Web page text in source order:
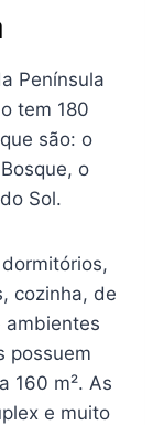
Península
tem 180
são: o
o
Sol.
cozinha, de
ambientes
possuem
160 m². As
e muito